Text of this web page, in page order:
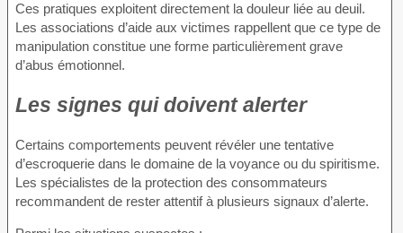
Ces pratiques exploitent directement la douleur liée au deuil.
Les associations d’aide aux victimes rappellent que ce type de
manipulation constitue une forme particulièrement grave
d’abus émotionnel.
Les signes qui doivent alerter
Certains comportements peuvent révéler une tentative
d’escroquerie dans le domaine de la voyance ou du spiritisme.
Les spécialistes de la protection des consommateurs
recommandent de rester attentif à plusieurs signaux d’alerte.